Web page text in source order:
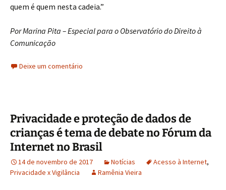
quem é quem nesta cadeia.”
Por Marina Pita – Especial para o Observatório do Direito à
Comunicação
Deixe um comentário
Privacidade e proteção de dados de
crianças é tema de debate no Fórum da
Internet no Brasil
14 de novembro de 2017 Notícias Acesso à Internet,
Privacidade x Vigilância
Ramênia Vieira